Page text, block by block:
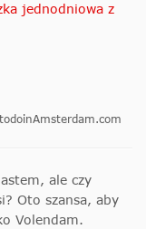
jednodniowa z
ale czy
Oto szansa, aby
Volendam.